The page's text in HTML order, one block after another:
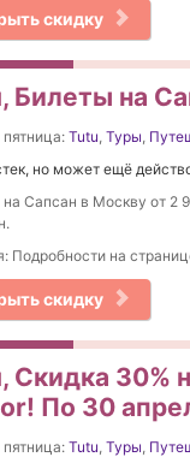
скидку
Билеты на
Tutu, Туры,
но может ещё
Сапсан в Москву от 2
Подробности на
скидку
Скидка 30%
По 30
Tutu, Туры,